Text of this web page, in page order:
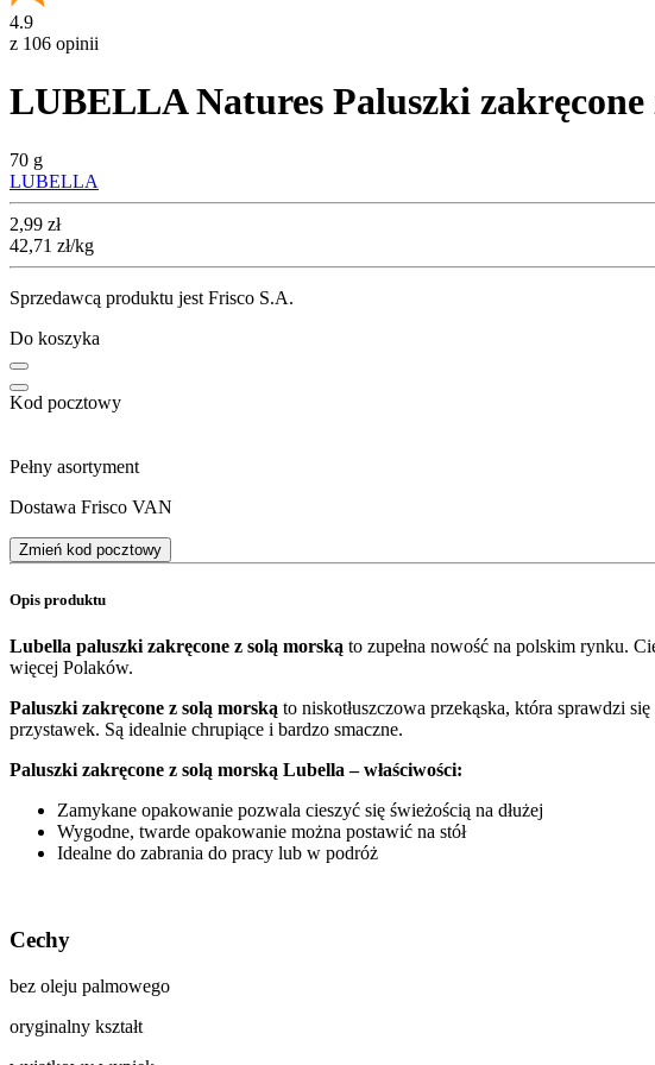
4.9
z 106 opinii
LUBELLA Natures Paluszki zakręcone
70 g
LUBELLA
Cena
2,99 zł
42,71 zł/kg
Sprzedawcą produktu jest Frisco S.A.
Do koszyka
Kod pocztowy
Pełny asortyment
Dostawa Frisco VAN
Zmień kod pocztowy
Opis produktu
Lubella paluszki zakręcone z solą morską to zupełna nowość na polskim rynku.
więcej Polaków.
Paluszki zakręcone z solą morską to niskotłuszczowa przekąska, która sprawdzi
przystawek. Są idealnie chrupiące i bardzo smaczne.
Paluszki zakręcone z solą morską Lubella – właściwości:
Zamykane opakowanie pozwala cieszyć się świeżością na dłużej
Wygodne, twarde opakowanie można postawić na stół
Idealne do zabrania do pracy lub w podróż
Cechy
bez oleju palmowego
oryginalny kształt